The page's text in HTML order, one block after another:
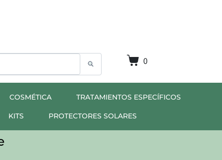
0
COSMÉTICA TRATAMIENTOS ESPECÍFICOS
KITS PROTECTORES SOLARES